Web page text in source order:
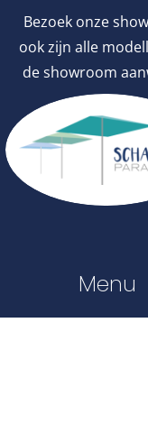
Bezoek onze
ook zijn alle
de showroom
inhoud
Menu